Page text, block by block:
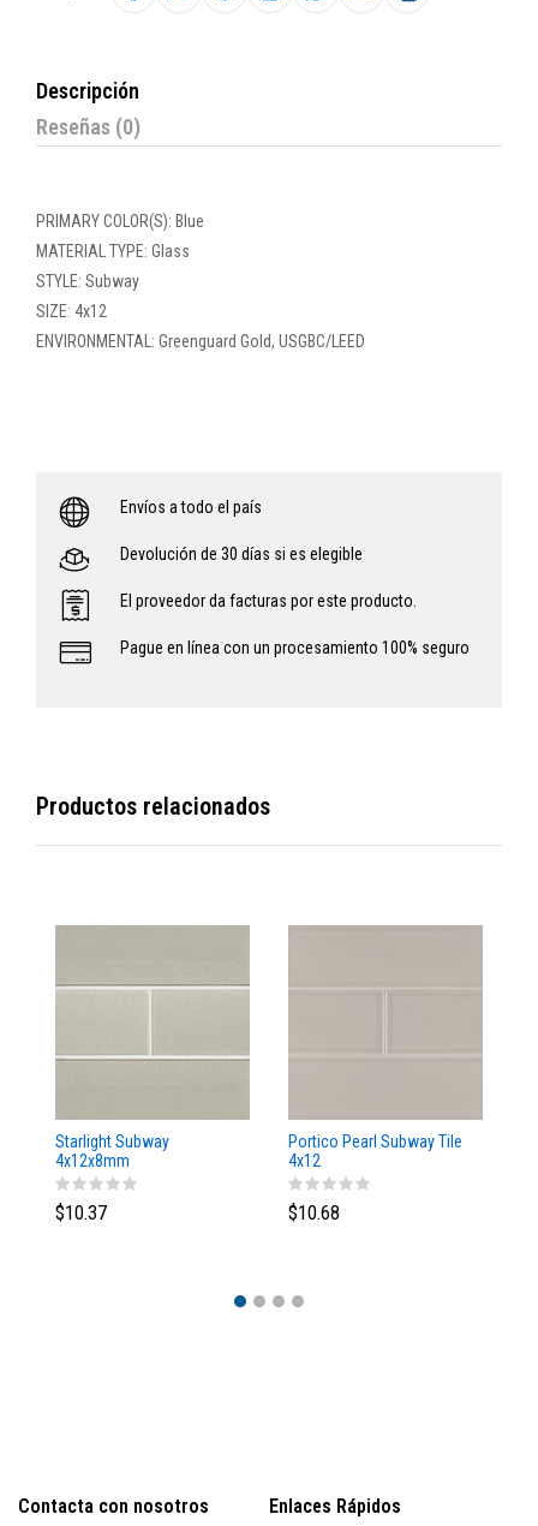
Descripción
Reseñas (0)
PRIMARY COLOR(S): Blue
MATERIAL TYPE: Glass
STYLE: Subway
SIZE: 4x12
ENVIRONMENTAL: Greenguard Gold, USGBC/LEED
Envíos a todo el país
Devolución de 30 días si es elegible
El proveedor da facturas por este producto.
Pague en línea con un procesamiento 100% seguro
Productos relacionados
Starlight Subway
4x12x8mm
$10.37
Portico Pearl Subway Tile
4x12
$10.68
Contacta con nosotros Enlaces Rápidos